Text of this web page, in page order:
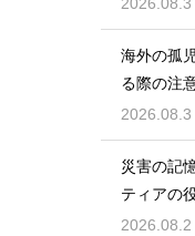
海外の孤
る際の注
ための配慮
2026.08.3
災害の記
ティアの
の命を守る
2026.08.2